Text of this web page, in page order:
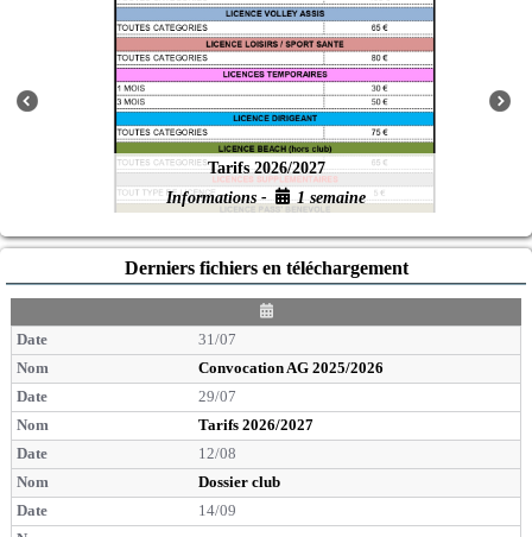
Tarifs 2026/2027
Informations -
1 semaine
Derniers fichiers en téléchargement
D
a
e
31/07
Convocation AG 2025/2026
29/07
Tarifs 2026/2027
12/08
Dossier club
14/09